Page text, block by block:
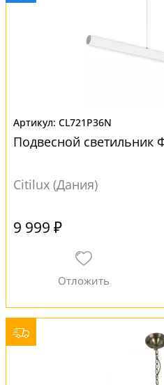
CL721P36N
Подвесной светильник
Citilux (Дания)
9 999 ₽